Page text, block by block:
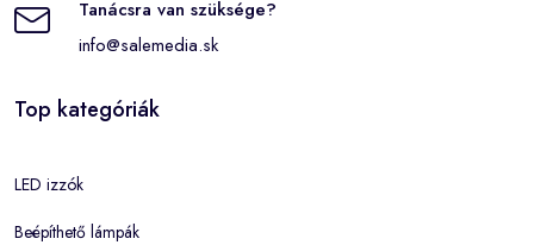
Tanácsra van szüksége?
info@salemedia.sk
Top kategóriák
LED izzók
Beépíthető lámpák